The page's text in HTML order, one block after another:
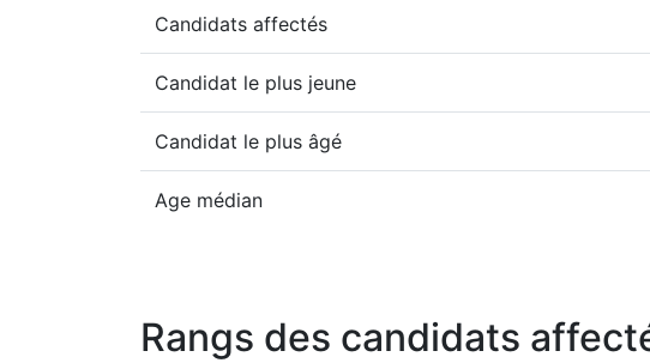
Candidats affectés
Candidat le plus jeune
Candidat le plus âgé
Age médian
Rangs des candidats